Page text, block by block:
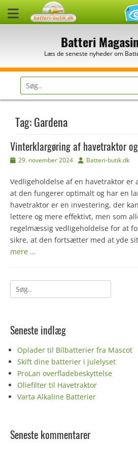
Batteri
Læs de seneste nyheder om
Søg
efter:
Tag:Gardena
Vinterklargøring af havetraktor
Udgivet
29. november 2024 Forfatter
Batteri-butik.dk
Vedligeholdelse af en havetraktor er
at den fungerer optimalt og har en
havetraktor er en investering, der
lettere og mere effektivt, men som
regelmæssig vedligeholdelse for at
sikre, at den fortsætter med at yde
mere …
Søg
efter:
Seneste indlæg
Oplader til Bilbatterier fra Mascot
Skift dine batterier i julelyset
ProLan overfladebeskyttelse
Oliefilter til Havetraktor
Varta Alkaline Batterier
Seneste kommentarer